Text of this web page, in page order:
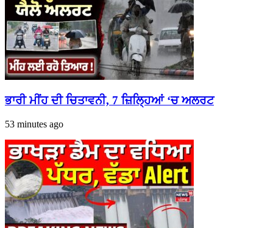
ਭਾਰੀ ਮੀਂਹ ਦੀ ਚਿਤਾਵਨੀ, 7 ਜ਼ਿਲ੍ਹਿਆਂ ‘ਚ ਅਲਰਟ
53 minutes ago